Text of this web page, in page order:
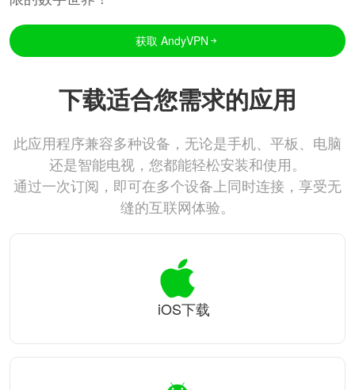
获取 AndyVPN
下载适合您需求的应用
此应用程序兼容多种设备，无论是手机、平板、电脑
还是智能电视，您都能轻松安装和使用。
通过一次订阅，即可在多个设备上同时连接，享受无
缝的互联网体验。
iOS下载